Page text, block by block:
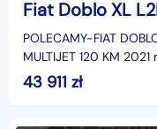
POLECAMY-FIAT
MULTIJET 120 KM 2021
MULTIJET ) z udokumentowanym przebiegiem,użytkowany w
długich
43 911 zł